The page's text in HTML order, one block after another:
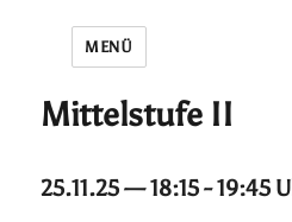
MENÜ
Mittelstufe II
25.11.25 — 18:15 - 19:45